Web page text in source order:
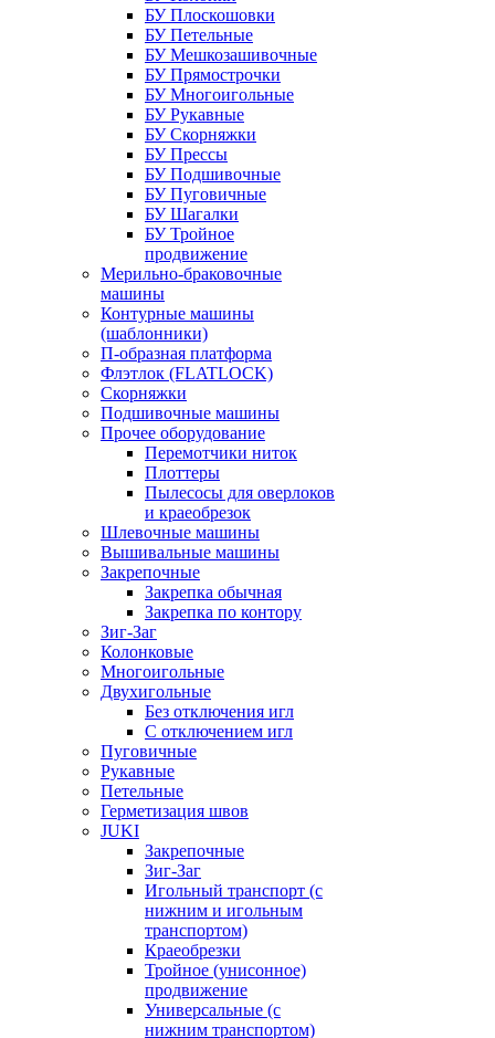
БУ Плоскошовки
БУ Петельные
БУ Мешкозашивочные
БУ Прямострочки
БУ Многоигольные
БУ Рукавные
БУ Скорняжки
БУ Прессы
БУ Подшивочные
БУ Пуговичные
БУ Шагалки
БУ Тройное
продвижение
Мерильно-браковочные
машины
Контурные машины
(шаблонники)
П-образная платформа
Флэтлок (FLATLOCK)
Скорняжки
Подшивочные машины
Прочее оборудование
Перемотчики ниток
Плоттеры
Пылесосы для оверлоков
и краеобрезок
Шлевочные машины
Вышивальные машины
Закрепочные
Закрепка обычная
Закрепка по контору
Зиг-Заг
Колонковые
Многоигольные
Двухигольные
Без отключения игл
С отключением игл
Пуговичные
Рукавные
Петельные
Герметизация швов
JUKI
Закрепочные
Зиг-Заг
Игольный транспорт (с
нижним и игольным
транспортом)
Краеобрезки
Тройное (унисонное)
продвижение
Универсальные (с
нижним транспортом)